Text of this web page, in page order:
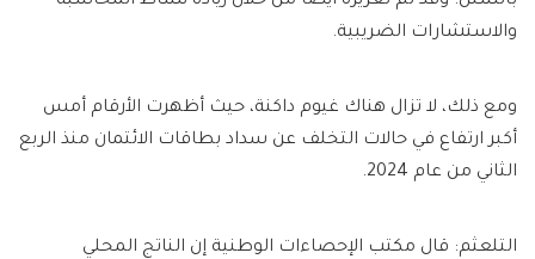
والاستشارات الضريبية.
ومع ذلك، لا تزال هناك غيوم داكنة، حيث أظهرت الأرقام أمس
أكبر ارتفاع في حالات التخلف عن سداد بطاقات الائتمان منذ الربع
الثاني من عام 2024.
التلعثم: قال مكتب الإحصاءات الوطنية إن الناتج المحلي